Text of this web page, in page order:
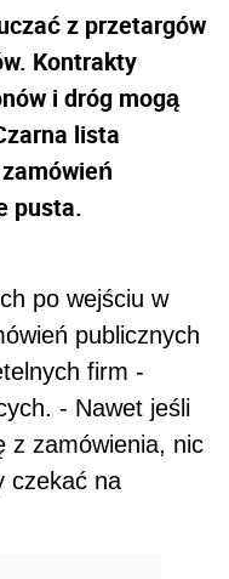
z przetargów
Kontrakty
i dróg mogą
lista
pusta.
po wejściu w
publicznych
firm -
- Nawet jeśli
z zamówienia, nic
czekać na